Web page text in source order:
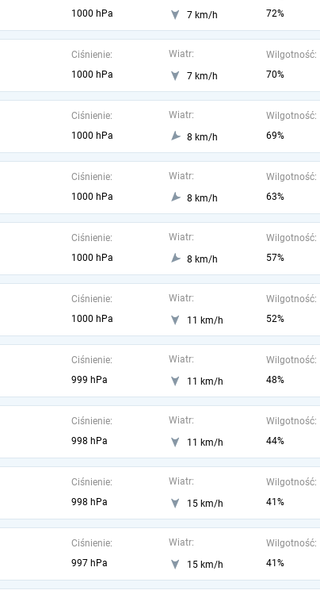
1000 hPa
7 km/h
72%
Ciśnienie:
1000 hPa
Wiatr:
7 km/h
Wilgotność:
70%
Ciśnienie:
1000 hPa
Wiatr:
8 km/h
Wilgotność:
69%
Ciśnienie:
1000 hPa
Wiatr:
8 km/h
Wilgotność:
63%
Ciśnienie:
1000 hPa
Wiatr:
8 km/h
Wilgotność:
57%
Ciśnienie:
1000 hPa
Wiatr:
11 km/h
Wilgotność:
52%
Ciśnienie:
999 hPa
Wiatr:
11 km/h
Wilgotność:
48%
Ciśnienie:
998 hPa
Wiatr:
11 km/h
Wilgotność:
44%
Ciśnienie:
998 hPa
Wiatr:
15 km/h
Wilgotność:
41%
Ciśnienie:
997 hPa
Wiatr:
15 km/h
Wilgotność:
41%